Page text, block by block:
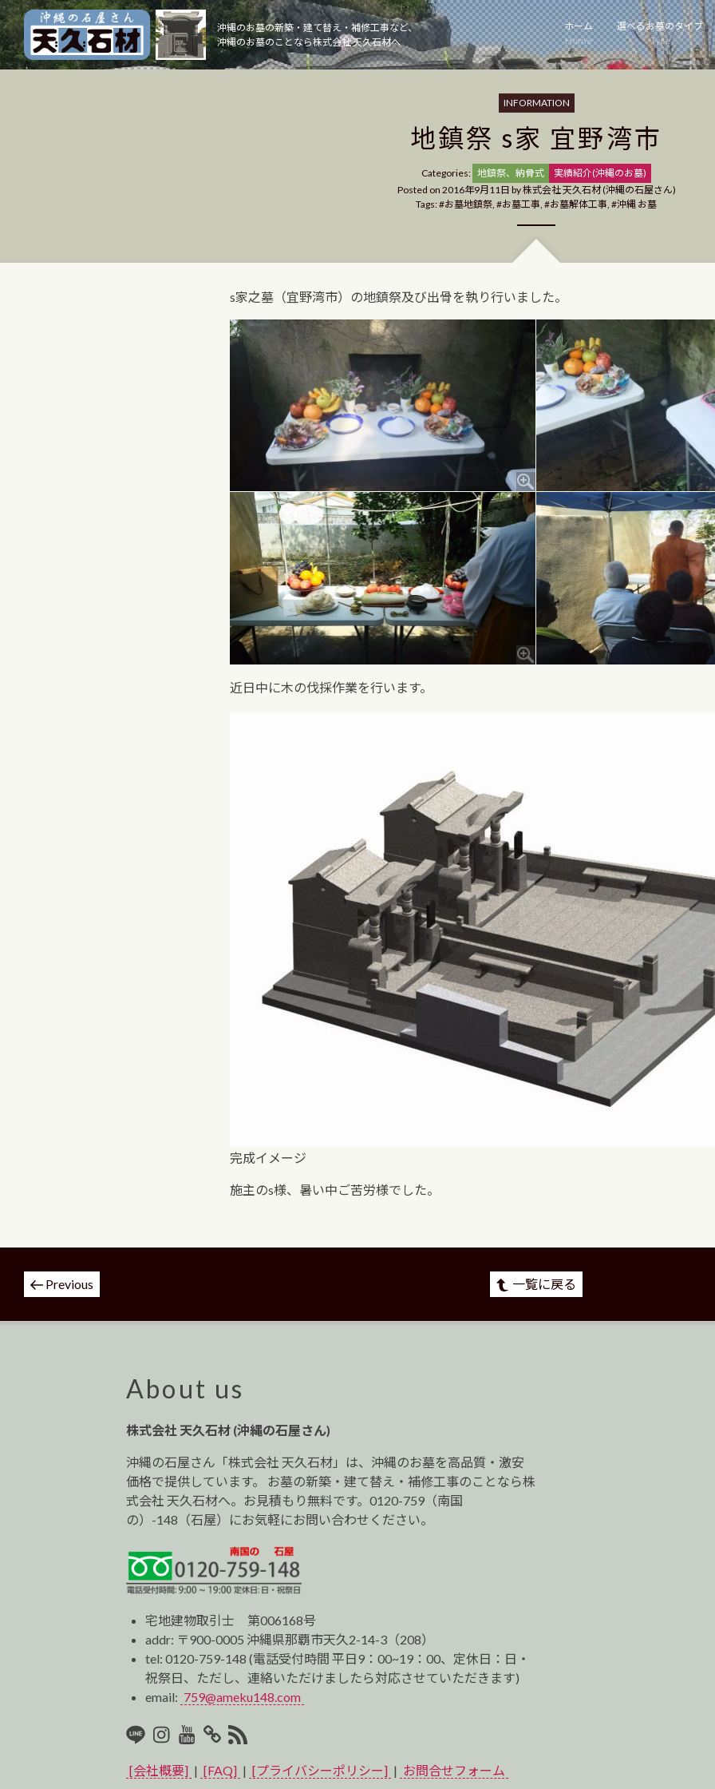
Skip
to
content
沖縄のお墓の新築・建て替え・補修工事など、
沖縄のお墓のことなら株式会社 天久石材へ
ホーム
Home
選べるお墓のタイプ
Type
INFORMATION
地鎮祭 s家 宜野湾市
Categories: Categories
地鎮祭、納骨式
実績紹介(沖縄のお墓)
Posted on 2016年9月11日 by株式会社 天久石材 (沖縄の石屋さん)
Tags:
お墓地鎮祭, お墓工事, お墓解体工事, 沖縄 お墓
s家之墓（宜野湾市）の地鎮祭及び出骨を執り行いました。
近日中に木の伐採作業を行います。
完成イメージ
施主のs様、暑い中ご苦労様でした。
投
稿
ナ
Previous 一覧に戻る
About us
株式会社 天久石材 (沖縄の石屋さん)
沖縄の石屋さん「株式会社 天久石材」は、沖縄のお墓を高品質・激安
価格で提供しています。 お墓の新築・建て替え・補修工事のことなら株
式会社 天久石材へ。お見積もり無料です。0120-759（南国
の）-148（石屋）にお気軽にお問い合わせください。
宅地建物取引士 第006168号
addr: 〒900-0005 沖縄県那覇市天久2-14-3（208）
tel:0120-759-148 (電話受付時間 平日9：00~19：00、定休日：日・
祝祭日、ただし、連絡いただけましたら対応させていただきます)
email: 759@ameku148.com
LINEInstagram
Youtube
マ
イ
RSS2
[会社概要] | [FAQ] | [プライバシーポリシー] | お問合せフォーム